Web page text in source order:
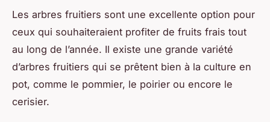
Les arbres fruitiers sont une excellente option pour
ceux qui souhaiteraient profiter de fruits frais tout
au long de l’année. Il existe une grande variété
d’arbres fruitiers qui se prêtent bien à la culture en
pot, comme le pommier, le poirier ou encore le
cerisier.